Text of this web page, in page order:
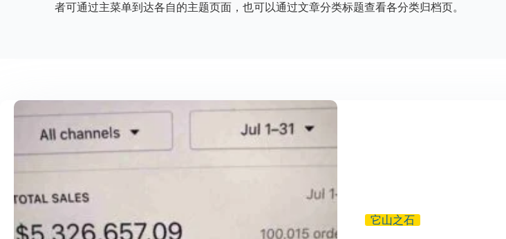
者可通过主菜单到达各自的主题页面，也可以通过文章分类标题查看各分类归档页。
它山之石